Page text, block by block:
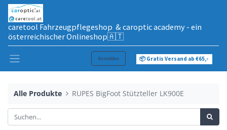
caretool Fahrzeugpflegeshop & caroptic academy - ein
österreichischer Onlineshop🇦🇹
Anmelden 📦 Gratis Versand ab €65,-
Alle Produkte RUPES BigFoot Stützteller LK900E